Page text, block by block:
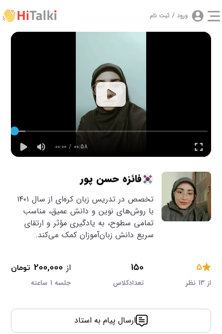
ورود / ثبت نام
00:00 / 00:58
فائزه حسن پور
تخصص در تدریس زبان کره‌ای از سال ۱۴۰۱
با روش‌های نوین و دانش عمیق، مناسب
تمامی سطوح، به یادگیری مؤثر و ارتقای
سریع دانش زبان‌آموزان کمک می‌کند.
5
از 13 نظر
150
تعدادکلاس
از
تومان
جلسه 1 ساعته
ارسال پیام به استاد